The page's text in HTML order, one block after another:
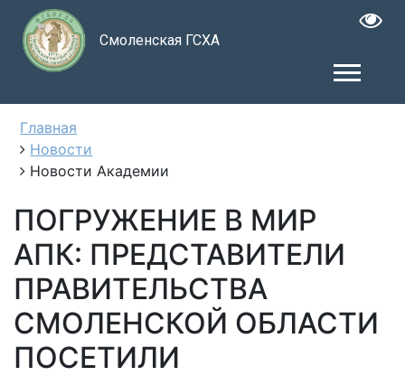
Смоленская ГСХА
Главная
Новости
Новости Академии
ПОГРУЖЕНИЕ В МИР
АПК: ПРЕДСТАВИТЕЛИ
ПРАВИТЕЛЬСТВА
СМОЛЕНСКОЙ ОБЛАСТИ
ПОСЕТИЛИ